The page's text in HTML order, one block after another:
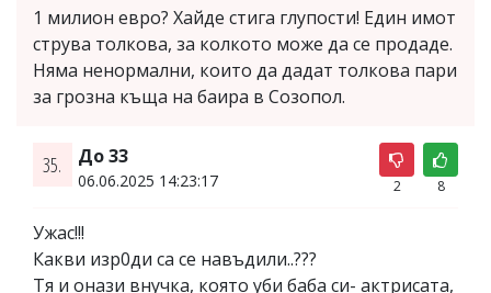
1 милион евро? Хайде стига глупости! Един имот
струва толкова, за колкото може да се продаде.
Няма ненормални, които да дадат толкова пари
за грозна къща на баира в Созопол.
35. До 33
06.06.2025 14:23:17 2 8
Ужас!!!
Какви изр0ди са се навъдили..???
Тя и онази внучка, която уби баба си- актрисата,